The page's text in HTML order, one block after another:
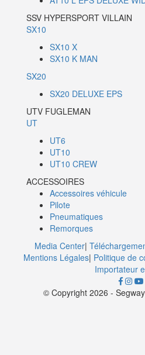
SSV HYPERSPORT VILLAIN
SX10
SX10 X
SX10 K MAN
SX20
SX20 DELUXE EPS
UTV FUGLEMAN
UT
UT6
UT10
UT10 CREW
ACCESSOIRES
Accessoires véhicule
Pilote
Pneumatiques
Remorques
Media Center|
Mentions Légales| Politique de
Importateur
©️ ️Copyright 2026 -